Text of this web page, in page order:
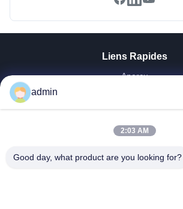
Liens Rapides
Aperçu
VR Show
Visite D'usine
Contrôle De La Qualité
admin
2:03 AM
Good day, what product are you looking for?